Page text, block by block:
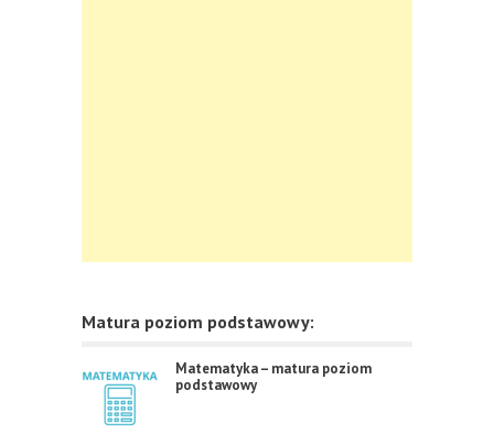
Matura poziom podstawowy:
Matematyka – matura poziom
podstawowy